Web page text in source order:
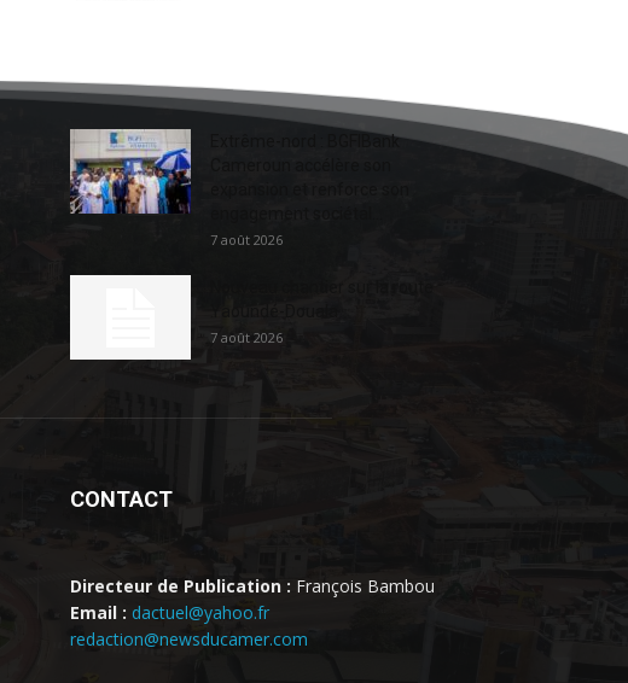
Extrême-nord : BGFIBank
7 août 2026
7 août 2026
CONTACT
Directeur de Publication : François Bambou
Email : dactuel@yahoo.fr
redaction@newsducamer.com